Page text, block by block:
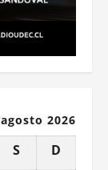
agosto 2026
S D